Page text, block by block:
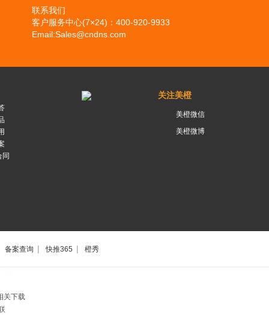
联系我们
客户服务中心(7×24)：400-920-9933
Email:Sales@cndns.com
同
关注美橙
美橙微信
美橙微博
备案查询 | 快推365 | 橙秀
关下载